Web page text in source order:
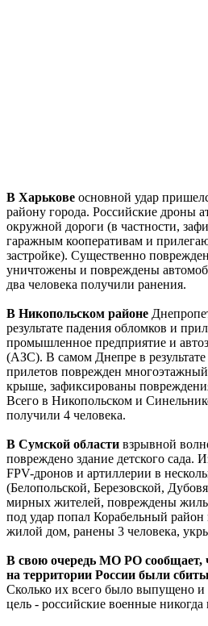
В Харькове основной удар
району города. Российские дроны
окружной дороги (в частности,
гаражным кооперативам и
застройке). Существенно
уничтожены и повреждены
два человека получили ранения.
В Никопольском районе
результате падения обломков и
промышленное предприятие и
(АЗС). В самом Днепре в
прилетов поврежден
крыше, зафиксированы
Всего в Никопольском и
получили 4 человека.
В Сумской области взрывной
повреждено здание детского сада.
FPV-дронов и артиллерии в
(Белопольской, Березовской,
мирных жителей, повреждены
под удар попал Корабельный район
жилой дом, ранены 3 человека,
В свою очередь МО РО сообщает,
на территории России были
Сколько их всего было выпущено и
цель - российские военные